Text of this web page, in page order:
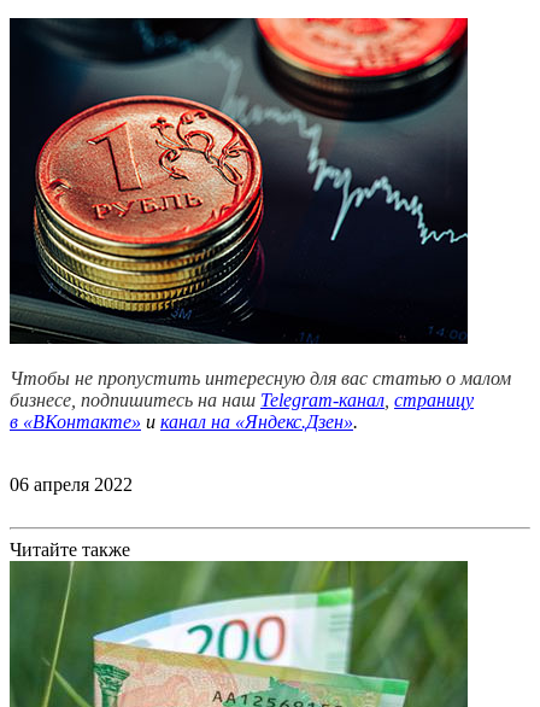
Чтобы не пропустить интересную для вас статью о малом
бизнесе, подпишитесь на наш Telegram-канал, страницу
в «ВКонтакте» и канал на «Яндекс.Дзен».
06 апреля 2022
Читайте также